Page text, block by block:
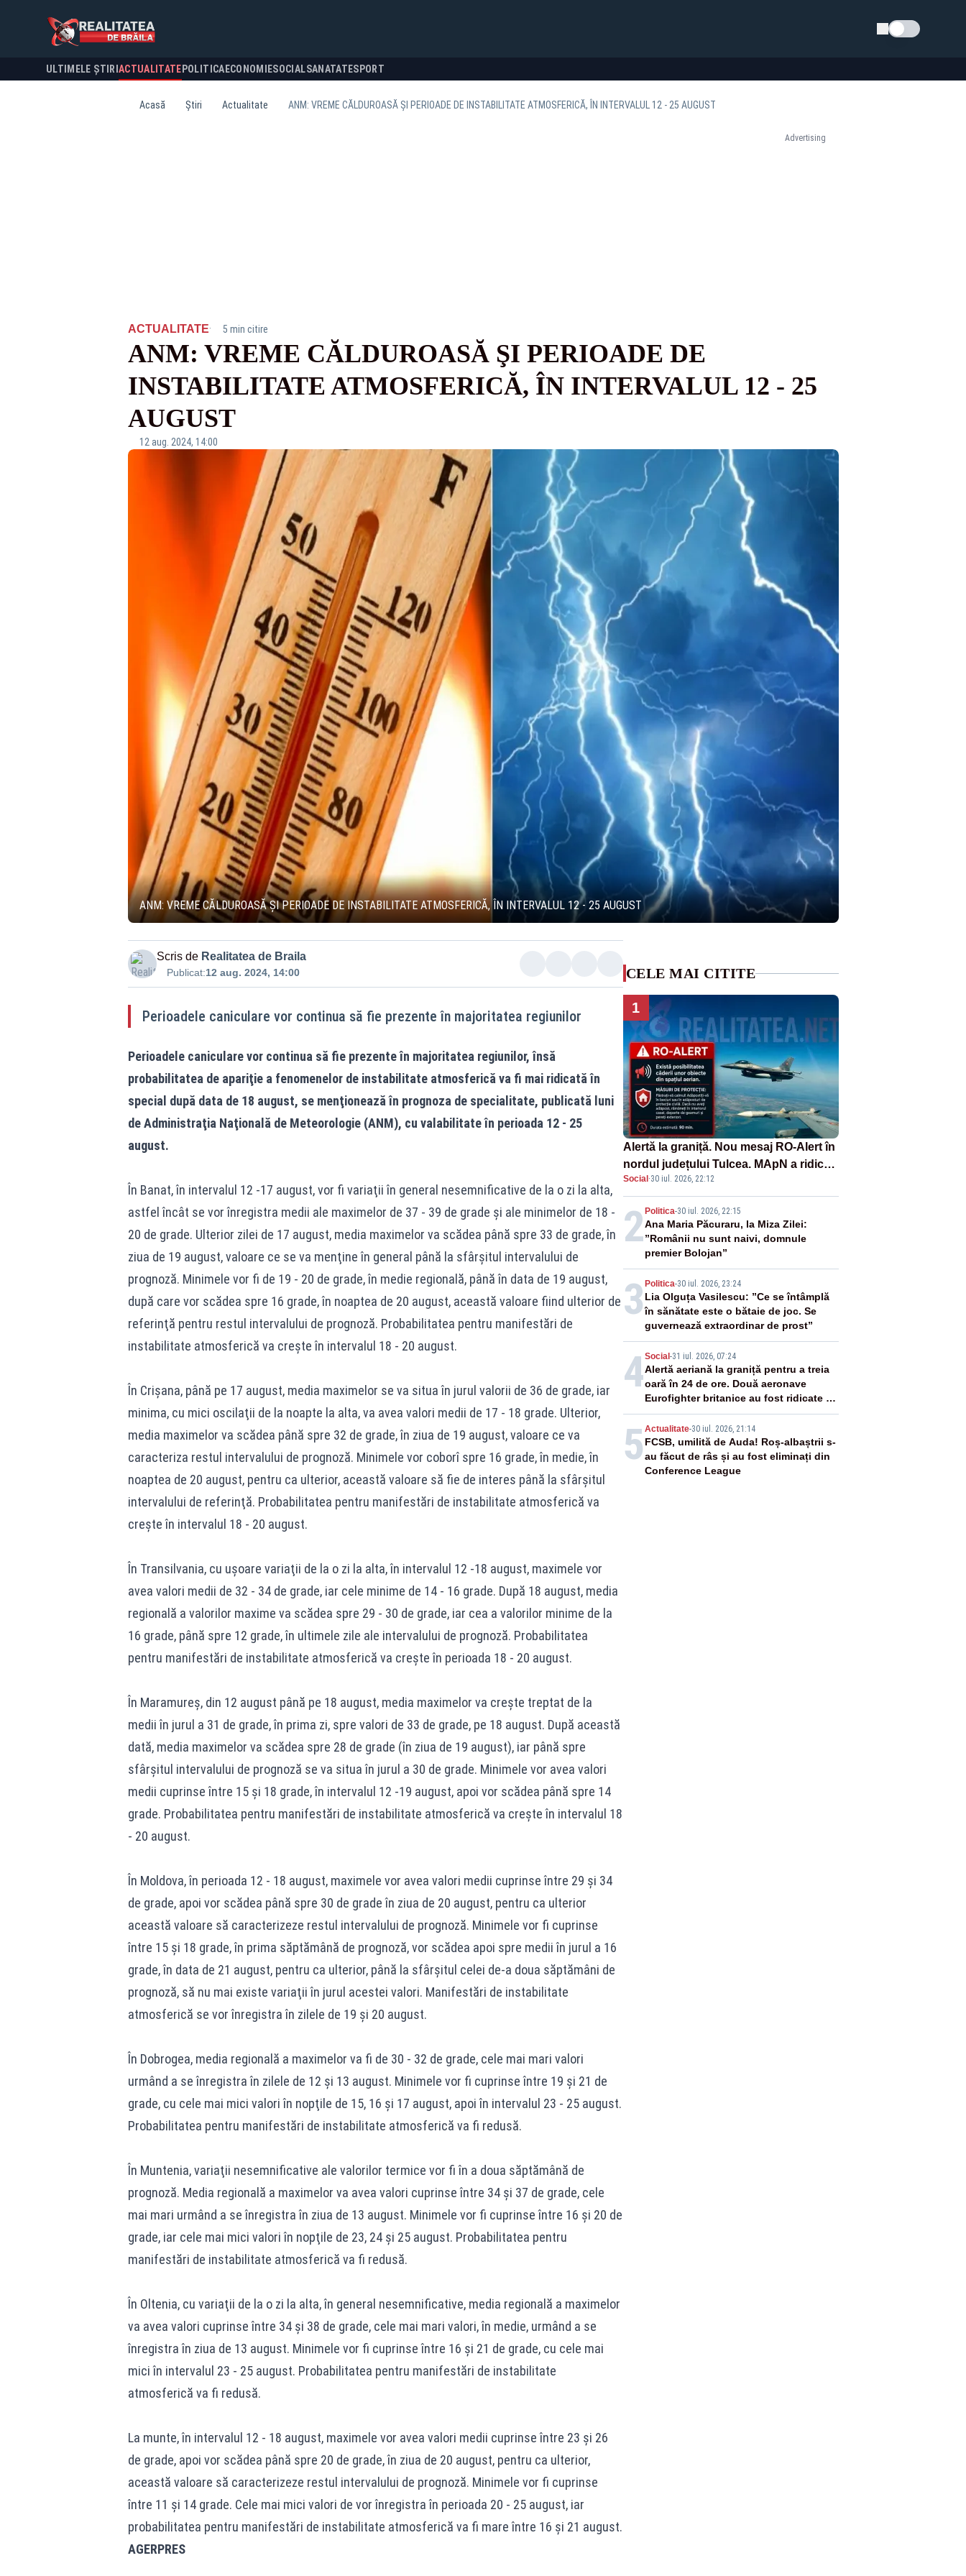
Schimba tema
ULTIMELE ȘTIRI ACTUALITATE POLITICA ECONOMIESOCIALSANATATESPORT
Acasă Știri Actualitate ANM: VREME CĂLDUROASĂ ŞI PERIOADE DE INSTABILITATE ATMOSFERICĂ, ÎN INTERVALUL 12 - 25 AUGUST
Advertising
ACTUALITATE· 5 min citire
ANM: VREME CĂLDUROASĂ ŞI PERIOADE DE
INSTABILITATE ATMOSFERICĂ, ÎN INTERVALUL 12 - 25
AUGUST
12 aug. 2024, 14:00
ANM: VREME CĂLDUROASĂ ŞI PERIOADE DE INSTABILITATE ATMOSFERICĂ, ÎN INTERVALUL 12 - 25 AUGUST
Scris de Realitatea de Braila
Publicat:12 aug. 2024, 14:00
Perioadele caniculare vor continua să fie prezente în majoritatea regiunilor
Perioadele caniculare vor continua să fie prezente în majoritatea regiunilor, însă
probabilitatea de apariţie a fenomenelor de instabilitate atmosferică va fi mai ridicată în
special după data de 18 august, se menţionează în prognoza de specialitate, publicată luni
de Administraţia Naţională de Meteorologie (ANM), cu valabilitate în perioada 12 - 25
august.
În Banat, în intervalul 12 -17 august, vor fi variaţii în general nesemnificative de la o zi la alta,
astfel încât se vor înregistra medii ale maximelor de 37 - 39 de grade şi ale minimelor de 18 -
20 de grade. Ulterior zilei de 17 august, media maximelor va scădea până spre 33 de grade, în
ziua de 19 august, valoare ce se va menţine în general până la sfârşitul intervalului de
prognoză. Minimele vor fi de 19 - 20 de grade, în medie regională, până în data de 19 august,
după care vor scădea spre 16 grade, în noaptea de 20 august, această valoare fiind ulterior de
referinţă pentru restul intervalului de prognoză. Probabilitatea pentru manifestări de
instabilitate atmosferică va creşte în intervalul 18 - 20 august.
În Crişana, până pe 17 august, media maximelor se va situa în jurul valorii de 36 de grade, iar
minima, cu mici oscilaţii de la noapte la alta, va avea valori medii de 17 - 18 grade. Ulterior,
media maximelor va scădea până spre 32 de grade, în ziua de 19 august, valoare ce va
caracteriza restul intervalului de prognoză. Minimele vor coborî spre 16 grade, în medie, în
noaptea de 20 august, pentru ca ulterior, această valoare să fie de interes până la sfârşitul
intervalului de referinţă. Probabilitatea pentru manifestări de instabilitate atmosferică va
creşte în intervalul 18 - 20 august.
În Transilvania, cu uşoare variaţii de la o zi la alta, în intervalul 12 -18 august, maximele vor
avea valori medii de 32 - 34 de grade, iar cele minime de 14 - 16 grade. După 18 august, media
regională a valorilor maxime va scădea spre 29 - 30 de grade, iar cea a valorilor minime de la
16 grade, până spre 12 grade, în ultimele zile ale intervalului de prognoză. Probabilitatea
pentru manifestări de instabilitate atmosferică va creşte în perioada 18 - 20 august.
În Maramureş, din 12 august până pe 18 august, media maximelor va creşte treptat de la
medii în jurul a 31 de grade, în prima zi, spre valori de 33 de grade, pe 18 august. După această
dată, media maximelor va scădea spre 28 de grade (în ziua de 19 august), iar până spre
sfârşitul intervalului de prognoză se va situa în jurul a 30 de grade. Minimele vor avea valori
medii cuprinse între 15 şi 18 grade, în intervalul 12 -19 august, apoi vor scădea până spre 14
grade. Probabilitatea pentru manifestări de instabilitate atmosferică va creşte în intervalul 18
- 20 august.
În Moldova, în perioada 12 - 18 august, maximele vor avea valori medii cuprinse între 29 şi 34
de grade, apoi vor scădea până spre 30 de grade în ziua de 20 august, pentru ca ulterior
această valoare să caracterizeze restul intervalului de prognoză. Minimele vor fi cuprinse
între 15 şi 18 grade, în prima săptămână de prognoză, vor scădea apoi spre medii în jurul a 16
grade, în data de 21 august, pentru ca ulterior, până la sfârşitul celei de-a doua săptămâni de
prognoză, să nu mai existe variaţii în jurul acestei valori. Manifestări de instabilitate
atmosferică se vor înregistra în zilele de 19 şi 20 august.
În Dobrogea, media regională a maximelor va fi de 30 - 32 de grade, cele mai mari valori
urmând a se înregistra în zilele de 12 şi 13 august. Minimele vor fi cuprinse între 19 şi 21 de
grade, cu cele mai mici valori în nopţile de 15, 16 şi 17 august, apoi în intervalul 23 - 25 august.
Probabilitatea pentru manifestări de instabilitate atmosferică va fi redusă.
În Muntenia, variaţii nesemnificative ale valorilor termice vor fi în a doua săptămână de
prognoză. Media regională a maximelor va avea valori cuprinse între 34 şi 37 de grade, cele
mai mari urmând a se înregistra în ziua de 13 august. Minimele vor fi cuprinse între 16 şi 20 de
grade, iar cele mai mici valori în nopţile de 23, 24 şi 25 august. Probabilitatea pentru
manifestări de instabilitate atmosferică va fi redusă.
În Oltenia, cu variaţii de la o zi la alta, în general nesemnificative, media regională a maximelor
va avea valori cuprinse între 34 şi 38 de grade, cele mai mari valori, în medie, urmând a se
înregistra în ziua de 13 august. Minimele vor fi cuprinse între 16 şi 21 de grade, cu cele mai
mici în intervalul 23 - 25 august. Probabilitatea pentru manifestări de instabilitate
atmosferică va fi redusă.
La munte, în intervalul 12 - 18 august, maximele vor avea valori medii cuprinse între 23 şi 26
de grade, apoi vor scădea până spre 20 de grade, în ziua de 20 august, pentru ca ulterior,
această valoare să caracterizeze restul intervalului de prognoză. Minimele vor fi cuprinse
între 11 şi 14 grade. Cele mai mici valori de vor înregistra în perioada 20 - 25 august, iar
probabilitatea pentru manifestări de instabilitate atmosferică va fi mare între 16 şi 21 august.
AGERPRES
CELE MAI CITITE
1
Alertă la graniță. Nou mesaj RO-Alert în
nordul județului Tulcea. MApN a ridicat
de la sol două avioane F-16
Social ·30 iul. 2026, 22:12
2 Politica-30 iul. 2026, 22:15
Ana Maria Păcuraru, la Miza Zilei:
”Românii nu sunt naivi, domnule
premier Bolojan”
3 Politica-30 iul. 2026, 23:24
Lia Olguța Vasilescu: ”Ce se întâmplă
în sănătate este o bătaie de joc. Se
guvernează extraordinar de prost”
4Social -31 iul. 2026, 07:24
Alertă aeriană la graniță pentru a treia
oară în 24 de ore. Două aeronave
Eurofighter britanice au fost ridicate de
la sol
5 Actualitate-30 iul. 2026, 21:14
FCSB, umilită de Auda! Roș-albaștrii s-
au făcut de râs și au fost eliminați din
Conference League